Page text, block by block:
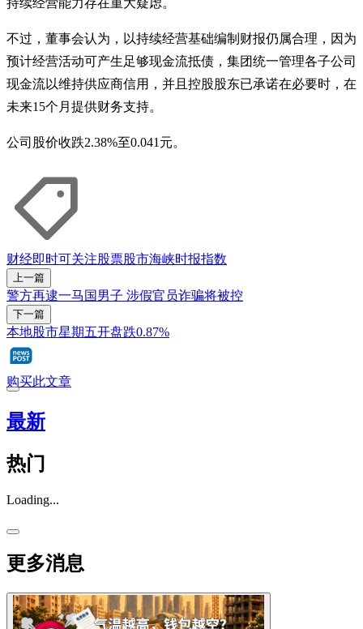
不过，董事会认为，以持续经营基础编制财报仍属合理，因为
预计经营活动可产生足够现金流抵债，集团统一管理各子公司
现金流以维持供应商信用，并且控股股东已承诺在必要时，在
未来15个月提供财务支持。
公司股价收跌2.38%至0.041元。
财经即时可关注股票股市海峡时报指数
上一篇
警方再逮一马国男子 涉假官员诈骗将被控
下一篇
本地股市星期五开盘跌0.87%
购买此文章
最新
热门
Loading...
更多消息